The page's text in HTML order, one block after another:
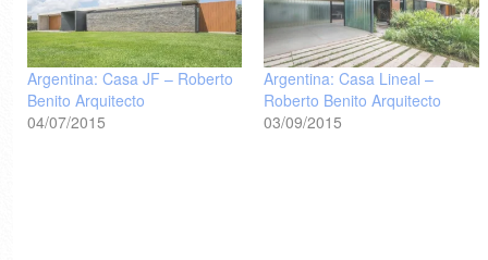
Argentina: Casa JF – Roberto
Benito Arquitecto
04/07/2015
Argentina: Casa Lineal –
Roberto Benito Arquitecto
03/09/2015